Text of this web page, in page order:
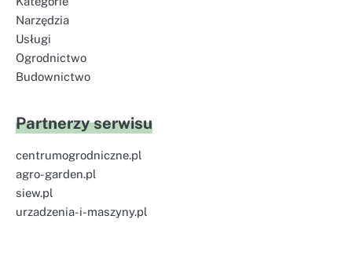
Narzędzia
Usługi
Ogrodnictwo
Budownictwo
Partnerzy serwisu
centrumogrodniczne.pl
agro-garden.pl
siew.pl
urzadzenia-i-maszyny.pl